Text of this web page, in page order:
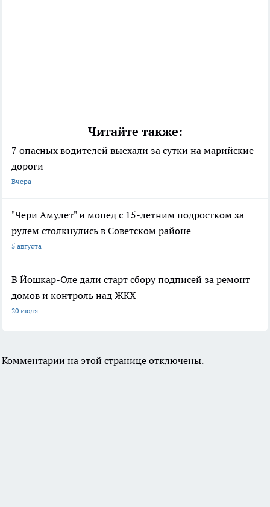
Читайте также:
7 опасных водителей выехали за сутки на марийские
дороги
Вчера
"Чери Амулет" и мопед с 15-летним подростком за
рулем столкнулись в Советском районе
5 августа
В Йошкар-Оле дали старт сбору подписей за ремонт
домов и контроль над ЖКХ
20 июля
Комментарии на этой странице отключены.